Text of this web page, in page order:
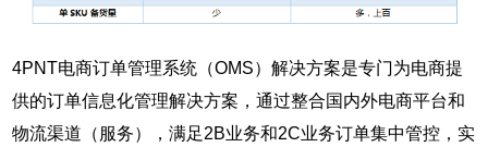
4PNT电商订单管理系统（OMS）解决方案是专门为电商提
供的订单信息化管理解决方案，通过整合国内外电商平台和
物流渠道（服务），满足2B业务和2C业务订单集中管控，实